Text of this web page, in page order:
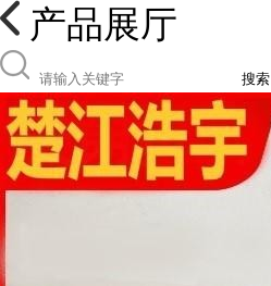
产品展厅
搜索